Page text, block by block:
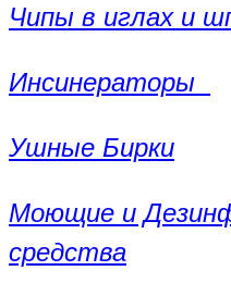
Чипы в иглах и
Инсинераторы
Ушные Бирки
Моющие и
средства